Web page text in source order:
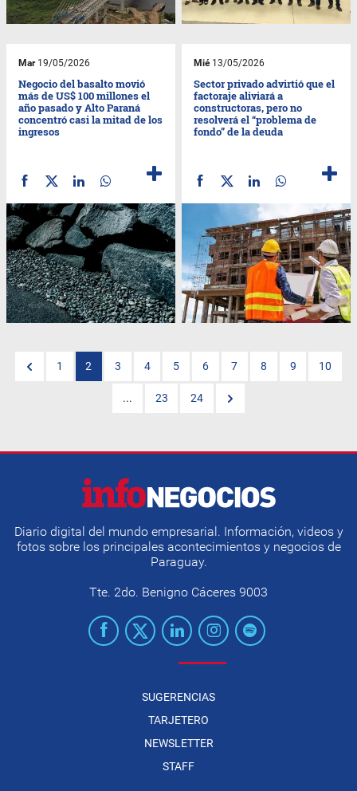
Mar19/05/2026
Negocio del basalto movió
más de US$ 100 millones el
año pasado y Alto Paraná
concentró casi la mitad de los
ingresos
Mié13/05/2026
Sector privado advirtió que el
factoraje aliviará a
constructoras, pero no
resolverá el “problema de
fondo” de la deuda
1 2 3 4 5 6 7 8 9 10
... 23 24
Diario digital del mundo empresarial. Información, videos y
fotos sobre los principales acontecimientos y negocios de
Paraguay.
Tte. 2do. Benigno Cáceres 9003
SUGERENCIAS
TARJETERO
NEWSLETTER
STAFF